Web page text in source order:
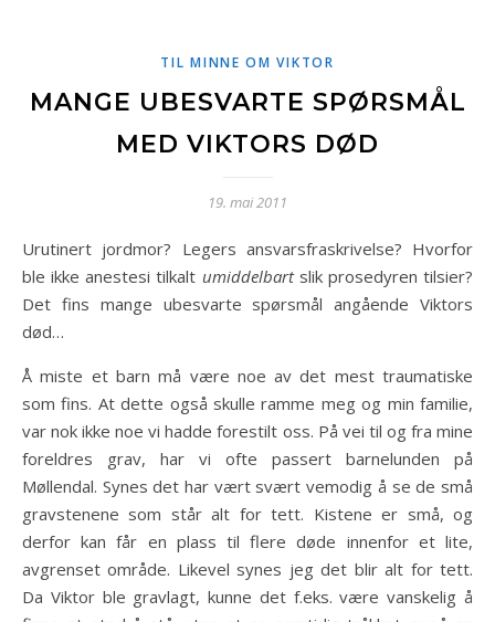
TIL MINNE OM VIKTOR
MANGE UBESVARTE SPØRSMÅL
MED VIKTORS DØD
19. mai 2011
Urutinert jordmor? Legers ansvarsfraskrivelse? Hvorfor
ble ikke anestesi tilkalt umiddelbartslik prosedyren tilsier?
Det fins mange ubesvarte spørsmål angående Viktors
død…
Å miste et barn må være noe av det mest traumatiske
som fins. At dette også skulle ramme meg og min familie,
var nok ikke noe vi hadde forestilt oss. På vei til og fra mine
foreldres grav, har vi ofte passert barnelunden på
Møllendal. Synes det har vært svært vemodig å se de små
gravstenene som står alt for tett. Kistene er små, og
derfor kan får en plass til flere døde innenfor et lite,
avgrenset område. Likevel synes jeg det blir alt for tett.
Da Viktor ble gravlagt, kunne det f.eks. være vanskelig å